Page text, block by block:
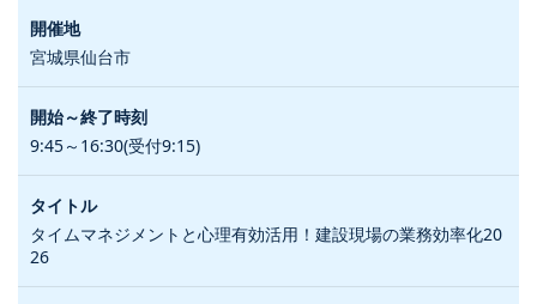
宮城県仙台市
9:45～16:30(受付9:15)
タイムマネジメントと心理有効活用！建設現場の業務効率化20
26